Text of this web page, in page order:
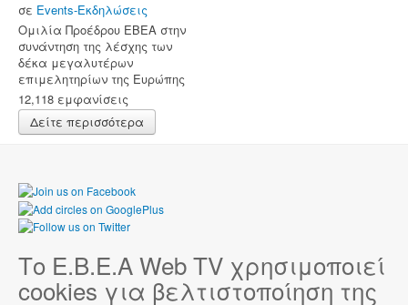
σε Events-Εκδηλώσεις
Ομιλία Προέδρου ΕΒΕΑ στην
συνάντηση της λέσχης των
δέκα μεγαλυτέρων
επιμελητηρίων της Ευρώπης
12,118 εμφανίσεις
Δείτε περισσότερα
Το Ε.Β.Ε.Α Web TV χρησιμοποιεί
cookies για βελτιστοποίηση της